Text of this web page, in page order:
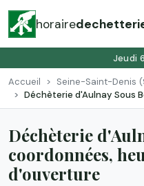
horaire
Jeudi
Accueil Seine-Saint-Denis
Déchèterie d'Aulnay Sous
Déchèterie
coordonnées,
d'ouverture